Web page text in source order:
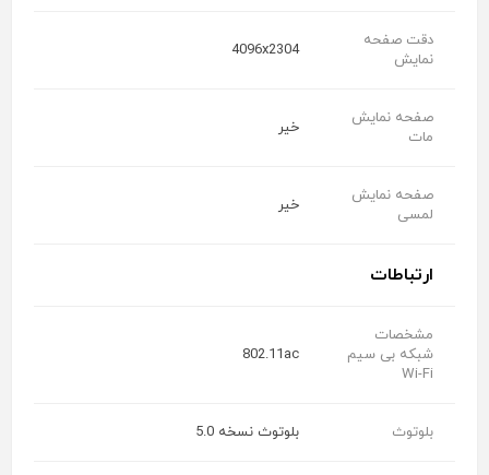
دقت صفحه
نمایش
4096x2304
صفحه نمایش
مات
خیر
صفحه نمایش
لمسی
خیر
ارتباطات
مشخصات
شبکه بی سیم
Wi-Fi
802.11ac
بلوتوث بلوتوث نسخه 5.0